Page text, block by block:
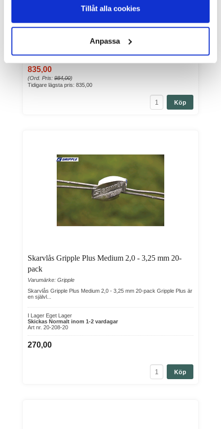
Tillåt alla cookies
Anpassa
elstängselAKO...
835,00
(Ord. Pris: 984,00)
Tidigare lägsta pris: 835,00
Köp
Skarvlås Gripple Plus Medium 2,0 - 3,25 mm 20-
pack
Varumärke: Gripple
Skarvlås Gripple Plus Medium 2,0 - 3,25 mm 20-pack Gripple Plus är
en självl...
I Lager Eget Lager
Skickas Normalt inom 1-2 vardagar
Art nr. 20-208-20
270,00
Köp